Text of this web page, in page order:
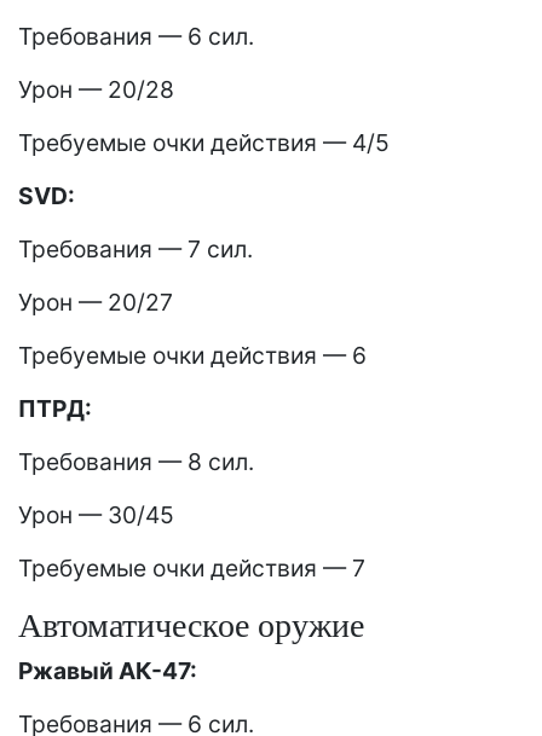
Требования — 6 сил.
Урон — 20/28
Требуемые очки действия — 4/5
SVD:
Требования — 7 сил.
Урон — 20/27
Требуемые очки действия — 6
ПТРД:
Требования — 8 сил.
Урон — 30/45
Требуемые очки действия — 7
Автоматическое оружие
Ржавый АК-47:
Требования — 6 сил.